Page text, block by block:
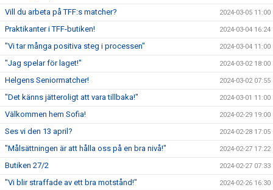
Vill du arbeta på TFF:s matcher? 2024-03-05 11:00
Praktikanter i TFF-butiken! 2024-03-04 16:24
"Vi tar många positiva steg i processen" 2024-03-04 11:00
"Jag spelar för laget!" 2024-03-02 18:00
Helgens Seniormatcher! 2024-03-02 07:55
"Det känns jätteroligt att vara tillbaka!" 2024-03-01 11:00
Välkommen hem Sofia! 2024-02-29 19:00
Ses vi den 13 april? 2024-02-28 17:05
"Målsättningen är att hålla oss på en bra nivå!" 2024-02-27 17:22
Butiken 27/2 2024-02-27 07:33
"Vi blir straffade av ett bra motstånd!" 2024-02-26 16:30